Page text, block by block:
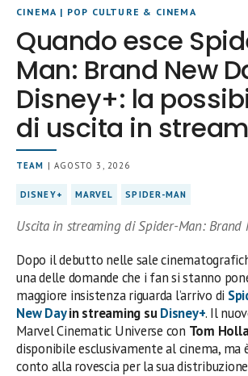
CINEMA | POP CULTURE & CINEMA
Quando esce
Man: Brand New
Disney+: la
di uscita in
TEAM | AGOSTO 3, 2026
DISNEY+ MARVEL SPIDER-MAN
Uscita in streaming di Spider-Man: Brand
Dopo il debutto nelle sale
una delle domande che i fan si stanno
maggiore insistenza riguarda l’arrivo di
New Dayin streaming suDisney+. Il
Marvel Cinematic Universe con Tom
disponibile esclusivamente al cinema, ma
conto alla rovescia per la sua